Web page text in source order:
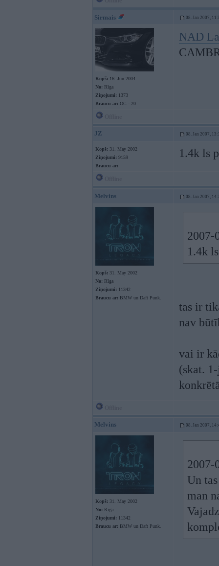
Sirmais 08. Jan 2007,
Kopš: 16. Jun 2004
No: Rīga
Ziņojumi: 1373
Braucu ar: OC - 20
NAD
JZ 08. Jan 2007,
Kopš: 31. May 2002
Ziņojumi: 9159
Braucu ar:
1.4k ls
Melvins 08. Jan 2007,
Kopš: 31. May 2002
No: Rīga
Ziņojumi: 11342
Braucu ar: BMW un Daft Punk.
2007-
1.4k
tas ir
nav
vai ir
(skat.
Melvins 08. Jan 2007,
Kopš: 31. May 2002
No: Rīga
Ziņojumi: 11342
Braucu ar: BMW un Daft Punk.
2007-
Un
man